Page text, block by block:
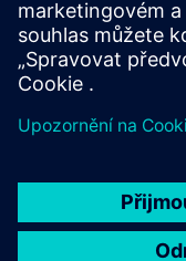
dosahu s vysokou
Další informace